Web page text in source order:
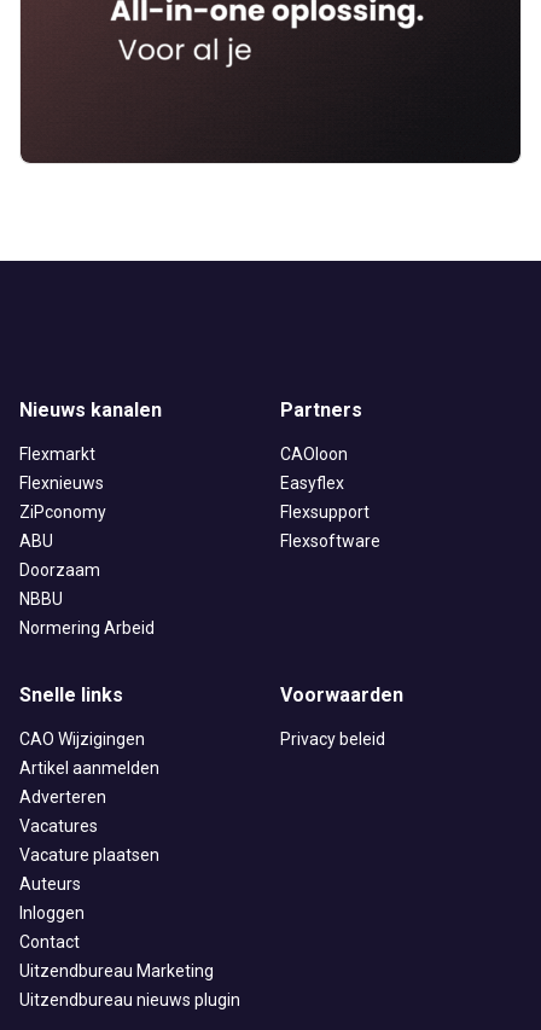
Nieuws kanalen
Flexmarkt
Flexnieuws
ZiPconomy
ABU
Doorzaam
NBBU
Normering Arbeid
Partners
CAOloon
Easyflex
Flexsupport
Flexsoftware
Snelle links
CAO Wijzigingen
Artikel aanmelden
Adverteren
Vacatures
Vacature plaatsen
Auteurs
Inloggen
Contact
Uitzendbureau Marketing
Uitzendbureau nieuws plugin
Voorwaarden
Privacy beleid